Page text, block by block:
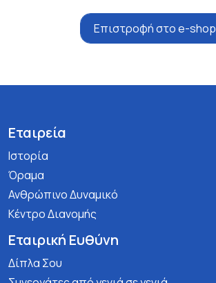
Επιστροφή στο e-shop
Εταιρεία
Ιστορία
Όραμα
Ανθρώπινο Δυναμικό
Κέντρο Διανομής
Εταιρική Ευθύνη
Δίπλα Σου